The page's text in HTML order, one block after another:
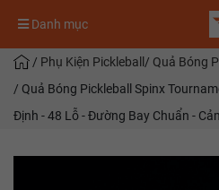
Danh mục
/ Phụ Kiện Pickleball / Quả Bóng
/ Quả Bóng Pickleball Spinx
Định - 48 Lỗ - Đường Bay Chuẩn -